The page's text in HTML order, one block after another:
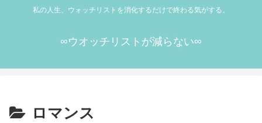
私の人生、ウォッチリストを消化するだけで終わる気がする。
∞ウオッチリストが減らない∞
ロマンス